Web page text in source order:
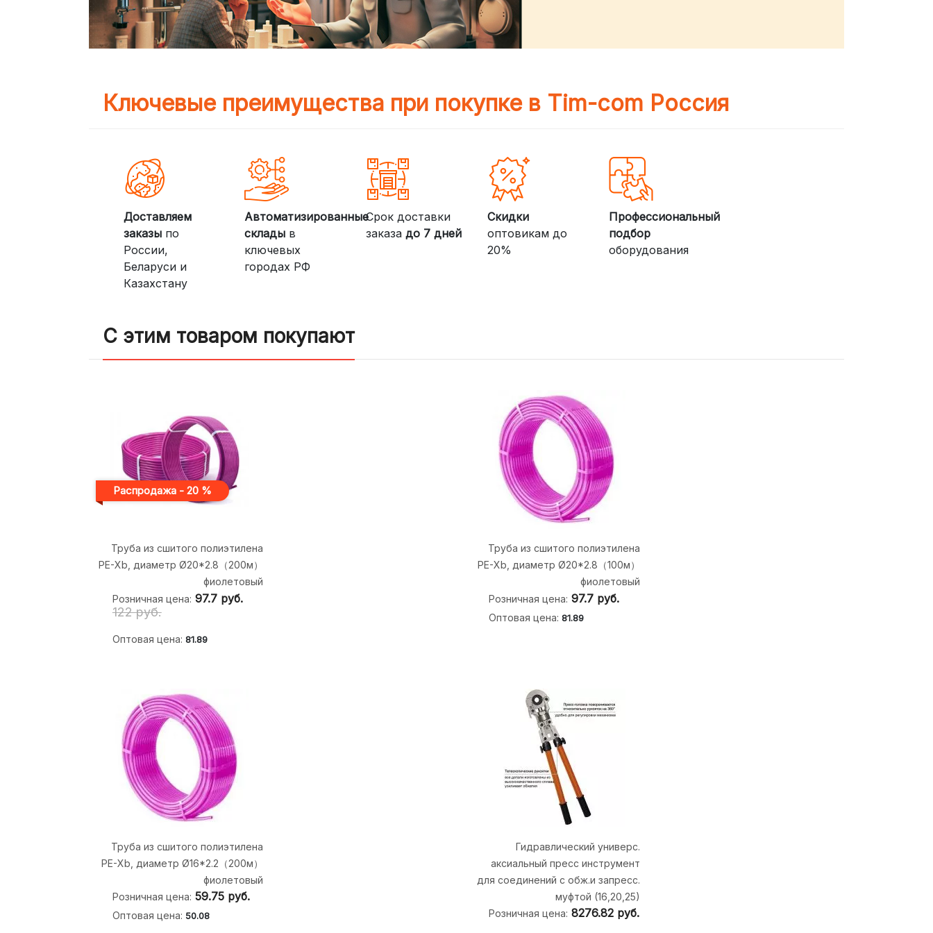
Ключевые преимущества при покупке в Tim-com Россия
Доставляем
заказыпо
России,
Беларуси и
Казахстану
Автоматизированные
склады в
ключевых
городах РФ
Срок доставки
заказадо 7 дней
Скидки
оптовикам до
20%
Профессиональный
подбор
оборудования
С этим товаром покупают
Распродажа - 20 %
Труба из сшитого полиэтилена
PE-Xb, диаметр Ø20*2.8（200м）
фиолетовый
Розничная цена: 97.7 руб.
122 руб.
Оптовая цена: 81.89
Труба из сшитого полиэтилена
PE-Xb, диаметр Ø20*2.8（100м）
фиолетовый
Розничная цена: 97.7 руб.
Оптовая цена:81.89
Труба из сшитого полиэтилена
PE-Xb, диаметр Ø16*2.2（200м）
фиолетовый
Розничная цена: 59.75 руб.
Оптовая цена: 50.08
Гидравлический универс.
аксиальный пресс инструмент
для соединений с обж.и запресс.
муфтой (16,20,25)
Розничная цена: 8276.82 руб.